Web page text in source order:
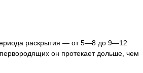
раскрытия — от 5—8 до 9—12
он протекает дольше, чем